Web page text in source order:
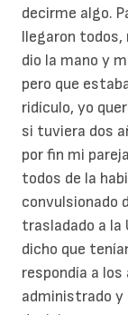
decirme algo.
llegaron todos,
dio la mano y
pero que
ridículo, yo
si tuviera dos
por fin mi
todos de la
convulsionado
trasladado a la
dicho que
respondía a
administrado y